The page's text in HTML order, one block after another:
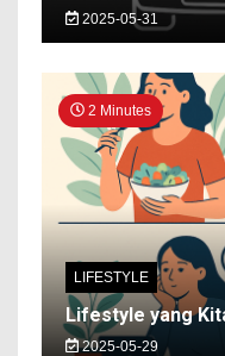
2025-05-31
2 Minutes
LIFESTYLE
Lifestyle yang
2025-05-29